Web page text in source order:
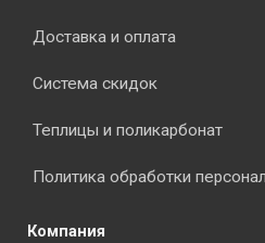
Доставка и оплата
Система скидок
Теплицы и поликарбонат
Политика обработки
Компания